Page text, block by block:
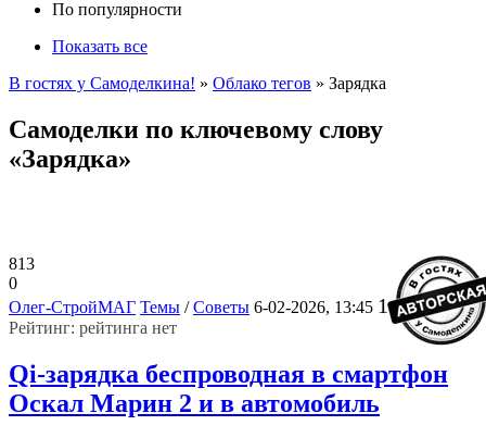
По популярности
Показать все
В гостях у Самоделкина! » Облако тегов » Зарядка
Самоделки по ключевому слову
«Зарядка»
813
0
Олег-СтройМАГ Темы /Советы 6-02-2026, 13:45 1
Рейтинг: рейтинга нет
Qi-зарядка беспроводная в смартфон
Оскал Марин 2 и в автомобиль